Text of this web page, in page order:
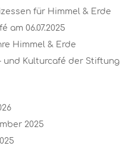
für Himmel & Erde
am 06.07.2025
Himmel & Erde
und Kulturcafé der Stiftung
2025